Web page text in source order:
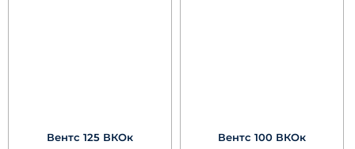
Вентс 125 ВКОк Вентс 100 ВКОк